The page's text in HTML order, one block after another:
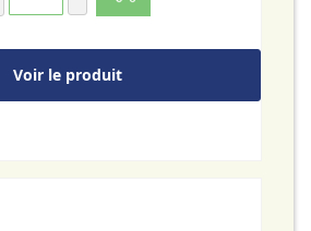
Voir le produit